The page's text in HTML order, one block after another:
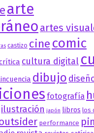
arte
artes
castizo cine comic
cultura digital
dibujo
fotografía
ilustración japón libros los
performance